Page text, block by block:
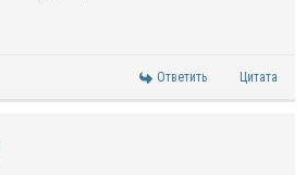
Ответить Цитата